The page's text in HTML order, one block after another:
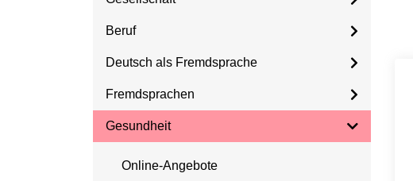
Beruf
Deutsch als Fremdsprache
Fremdsprachen
Gesundheit
Online-Angebote